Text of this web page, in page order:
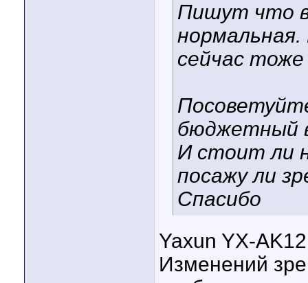
Пишут что
сейчас
бюджетный
И стоит ли
посажу ли
Спасибо
Yaxun YX-
Изменений